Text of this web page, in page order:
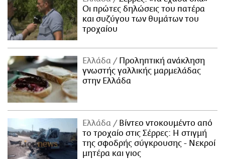
Οι πρώτες δηλώσεις του πατέρα
και συζύγου των θυμάτων του
τροχαίου
Ελλάδα
Προληπτική ανάκληση
γνωστής γαλλικής μαρμελάδας
στην Ελλάδα
Ελλάδα
Βίντεο ντοκουμέντο από
το τροχαίο στις Σέρρες: Η στιγμή
της σφοδρής σύγκρουσης - Νεκροί
μητέρα και γιος